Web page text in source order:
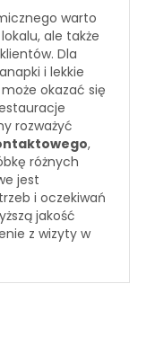
warto
ale także
Dla
i lekkie
okazać się
rozważyć
,
różnych
jest
i oczekiwań
jakość
z wizyty w